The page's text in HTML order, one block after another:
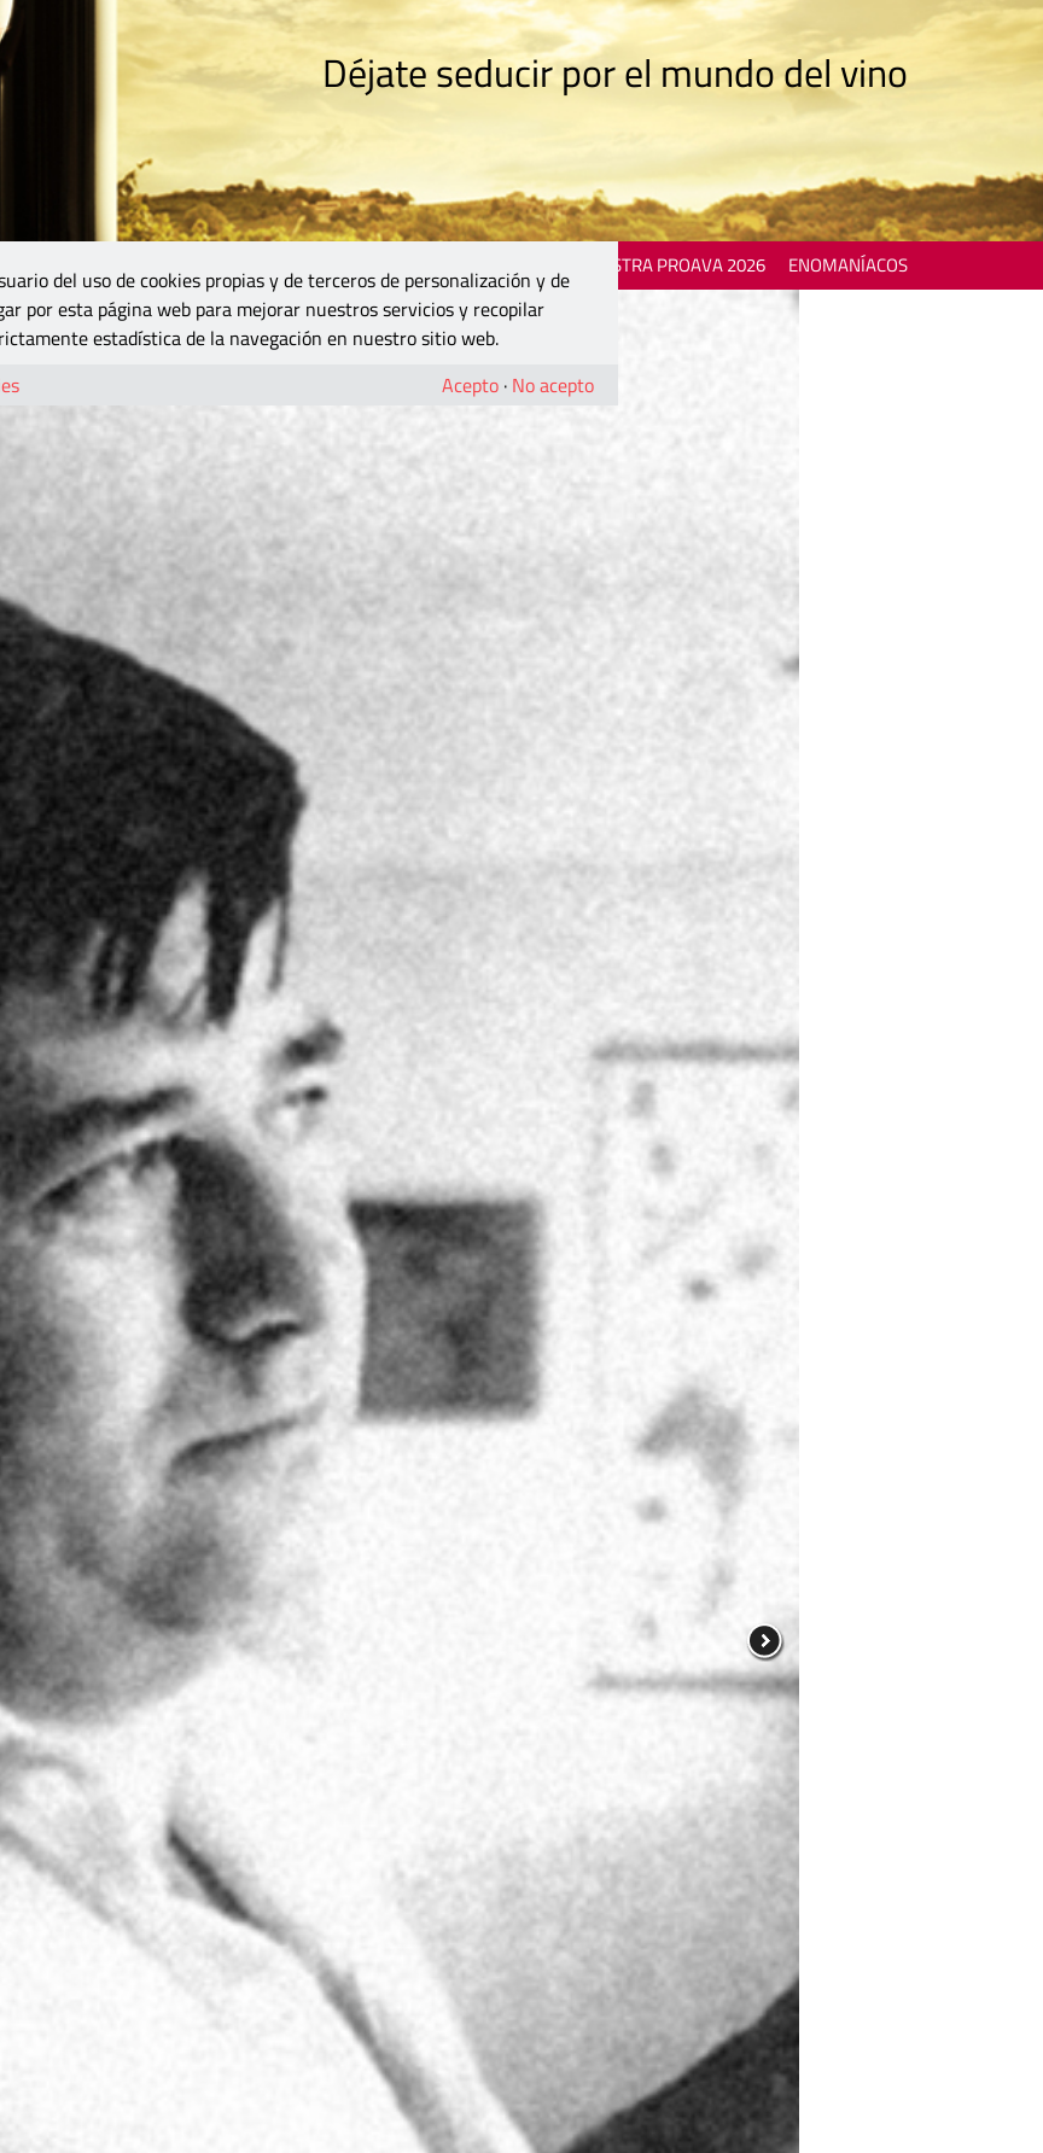
Déjate seducir por el mundo del vino
MOSTRA PROAVA 2026 ENOMANÍACOS
del uso de cookies propias y de terceros de personalización y de
por esta página web para mejorar nuestros servicios y recopilar
estadística de la navegación en nuestro sitio web.
Acepto · No acepto